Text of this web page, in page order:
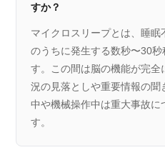
すか？
マイクロスリープとは、睡
のうちに発生する数秒〜30
す。この間は脳の機能が完全
況の見落としや重要情報の
中や機械操作中は重大事故に
す。